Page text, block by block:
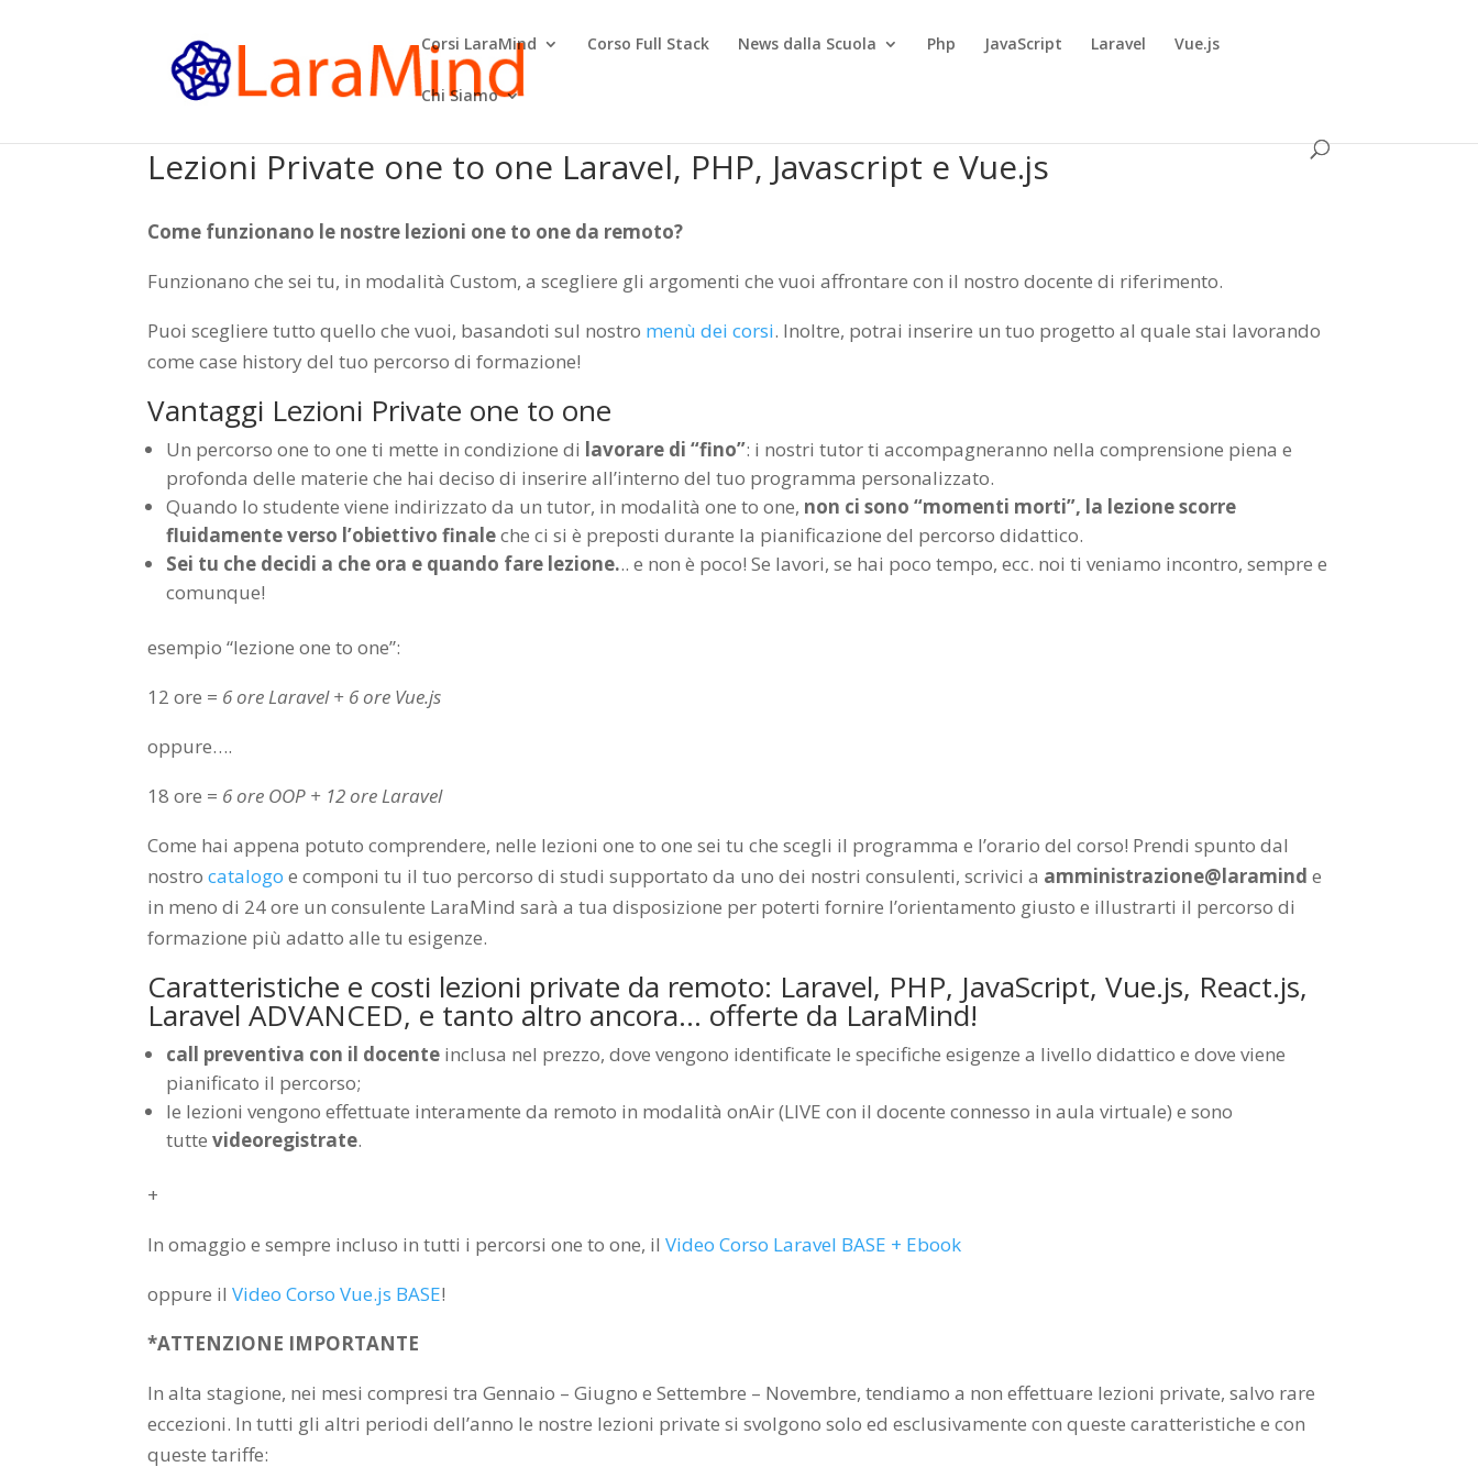
Corsi LaraMind Corso Full Stack News dalla Scuola Php JavaScript Laravel Vue.js
Chi Siamo
Lezioni Private one to one Laravel, PHP, Javascript e Vue.js
Come funzionano le nostre lezioni one to one da remoto?
Funzionano che sei tu, in modalità Custom, a scegliere gli argomenti che vuoi affrontare con il nostro docente di riferimento.
Puoi scegliere tutto quello che vuoi, basandoti sul nostro menù dei corsi. Inoltre, potrai inserire un tuo progetto al quale stai lavorando
come case history del tuo percorso di formazione!
Vantaggi Lezioni Private one to one
Un percorso one to one ti mette in condizione di lavorare di “fino”: i nostri tutor ti accompagneranno nella comprensione piena e
profonda delle materie che hai deciso di inserire all’interno del tuo programma personalizzato.
Quando lo studente viene indirizzato da un tutor, in modalità one to one, non ci sono “momenti morti”, la lezione scorre
fluidamente verso l’obiettivo finaleche ci si è preposti durante la pianificazione del percorso didattico.
Sei tu che decidi a che ora e quando fare lezione... e non è poco! Se lavori, se hai poco tempo, ecc. noi ti veniamo incontro, sempre e
comunque!
esempio “lezione one to one”:
12 ore = 6 ore Laravel + 6 ore Vue.js
oppure….
18 ore = 6 ore OOP ​+ 12 ore Laravel
Come hai appena potuto comprendere, nelle lezioni one to one sei tu che scegli il programma e l’orario del corso! Prendi spunto dal
nostrocatalogo e componi tu il tuo percorso di studi supportato da uno dei nostri consulenti, scrivici a amministrazione@laramind e
in meno di 24 ore un consulente LaraMind sarà a tua disposizione per poterti fornire l’orientamento giusto e illustrarti il percorso di
formazione più adatto alle tu esigenze.
Caratteristiche e costi lezioni private da remoto: Laravel, PHP, JavaScript, Vue.js, React.js,
Laravel ADVANCED, e tanto altro ancora… offerte da LaraMind!
call preventiva con il docente inclusa nel prezzo, dove vengono identificate le specifiche esigenze a livello didattico e dove viene
pianificato il percorso;
le lezioni vengono effettuate interamente da remoto in modalità onAir (LIVE con il docente connesso in aula virtuale) e sono
tuttevideoregistrate.
+
In omaggio e sempre incluso in tutti i percorsi one to one, ilVideo Corso Laravel BASE + Ebook
oppure ilVideo Corso Vue.js BASE!
*ATTENZIONE IMPORTANTE
In alta stagione, nei mesi compresi tra Gennaio – Giugno e Settembre – Novembre, tendiamo a non effettuare lezioni private, salvo rare
eccezioni. In tutti gli altri periodi dell’anno le nostre lezioni private si svolgono solo ed esclusivamente con queste caratteristiche e con
queste tariffe: